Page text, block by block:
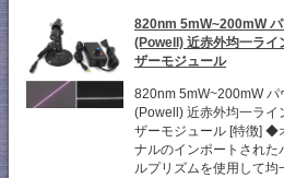
820nm 5mW~200mW
(Powell) 近赤外均一ライ
ザーモジュール
820nm 5mW~200mW パ
(Powell) 近赤外均一ライ
ザーモジュール [特徴] ◆
ナルのインポートされた
ルプリズムを使用して均